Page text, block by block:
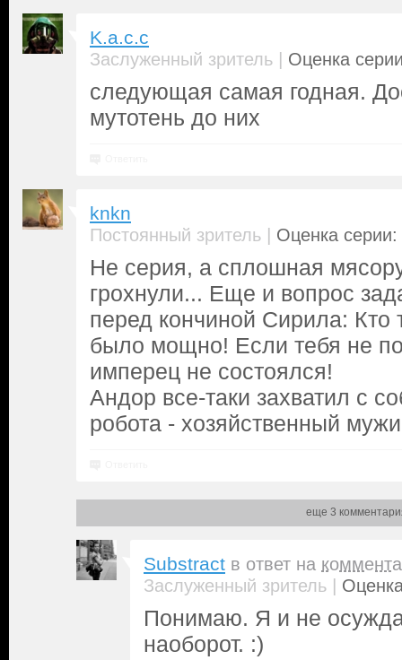
K.a.c.c
Заслуженный зритель | Оценка
следующая самая годная.
мутотень до них
knkn
Постоянный зритель | Оценка серии:
Не серия, а сплошная
грохнули... Еще и вопрос
перед кончиной Сирила: Кто
было мощно! Если тебя не
имперец не состоялся!
Андор все-таки захватил с
робота - хозяйственный
еще 3
Substract в ответ на
Заслуженный зритель |
Понимаю. Я и не
наоборот. :)